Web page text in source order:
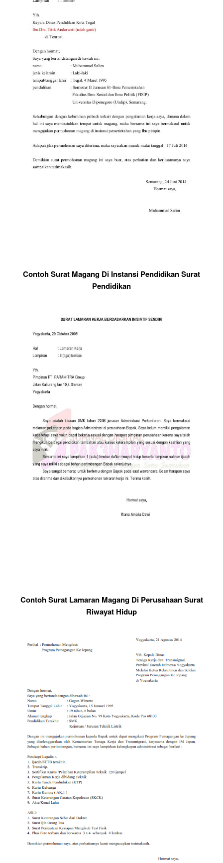
Contoh Surat Magang Di Instansi Pendidikan Surat
Pendidikan
Contoh Surat Lamaran Magang Di Perusahaan Surat
Riwayat Hidup